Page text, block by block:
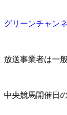
グリーンチャン
放送事業者は一
中央競馬開催日